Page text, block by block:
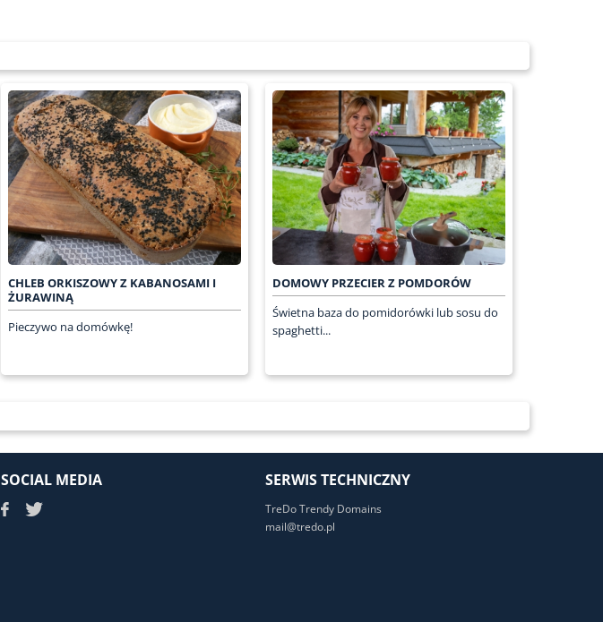
CHLEB ORKISZOWY Z KABANOSAMI I
ŻURAWINĄ
Pieczywo na domówkę!
DOMOWY PRZECIER Z POMDORÓW
Świetna baza do pomidorówki lub sosu do
spaghetti...
SOCIAL MEDIA SERWIS TECHNICZNY
TreDo Trendy Domains
mail@tredo.pl